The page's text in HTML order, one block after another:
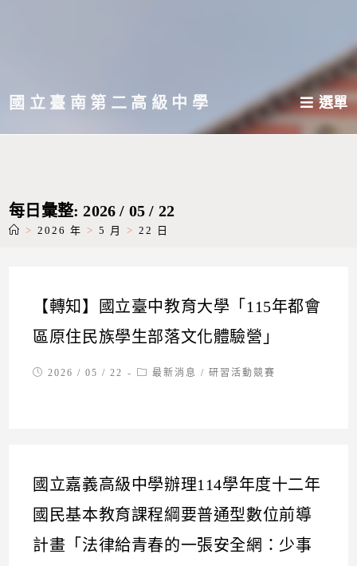
主國立臺南第二高級中學 選單
每日彙整: 2026 / 05 / 22
> 2026 年 > 5 月 > 22 日
【轉知】國立臺中教育大學「115年都會
區原住民族學生部落文化體驗營」
Post2026 / 05 / 22
Post最新消息 / 研習活動競賽
國立嘉義高級中學辦理114學年度十二年
國民基本教育課程綱要普通型數位前導
計畫「法律給青春的一張安全網：少事